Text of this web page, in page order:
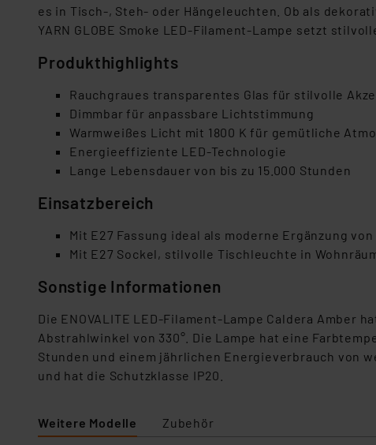
es in Tisch-, Steh- oder Hängeleuchten. Ob als
YARN GLOBE Smoke LED-Filament-Lampe setzt
Produkthighlights
Rauchgraues transparentes Glas für stilvolle
Dimmbar für anpassbare Lichtstimmung
Warmweißes Licht mit 1800 K für gemütliche
Energieeffiziente LED-Technologie
Lange Lebensdauer von bis zu 15.000 Stunden
Einsatzbereich
Mit E27 Fassung ideal als moderne Ergänzung
Mit E27 Sockel, stilvolle Tischleuchte in
Sonstige Informationen
Die ENOVALITE LED-Filament-Lampe Caldera Amber
Abstrahlwinkel von 330°. Die Lampe hat eine
Stunden und einem jährlichen Energieverbrauch von
und hat die Schutzklasse IP20.
Weitere Modelle Zubehör